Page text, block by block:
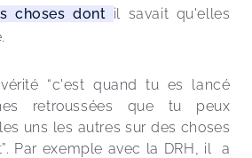
choses dont il savait qu'elles
“c'est quand tu es lancé
retroussées que tu peux
uns les autres sur des choses
Par exemple avec la DRH, il  a